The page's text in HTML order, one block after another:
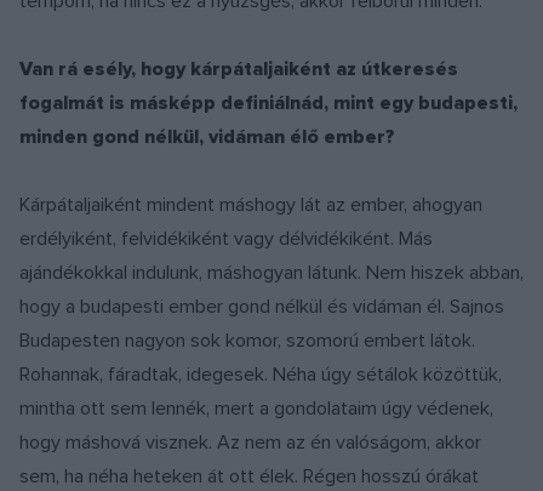
Van rá esély, hogy kárpátaljaiként az útkeresés
fogalmát is másképp definiálnád, mint egy budapesti,
minden gond nélkül, vidáman élő ember?
Kárpátaljaiként mindent máshogy lát az ember, ahogyan
erdélyiként, felvidékiként vagy délvidékiként. Más
ajándékokkal indulunk, máshogyan látunk. Nem hiszek abban,
hogy a budapesti ember gond nélkül és vidáman él. Sajnos
Budapesten nagyon sok komor, szomorú embert látok.
Rohannak, fáradtak, idegesek. Néha úgy sétálok közöttük,
mintha ott sem lennék, mert a gondolataim úgy védenek,
hogy máshová visznek. Az nem az én valóságom, akkor
sem, ha néha heteken át ott élek. Régen hosszú órákat